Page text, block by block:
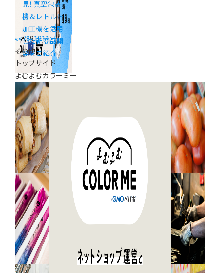
見！ 真空包装
機＆レトルト
加工機を活用
した新商品開
発をご紹介
«<7891011>»
その他
トップサイド
よむよむカラーミー